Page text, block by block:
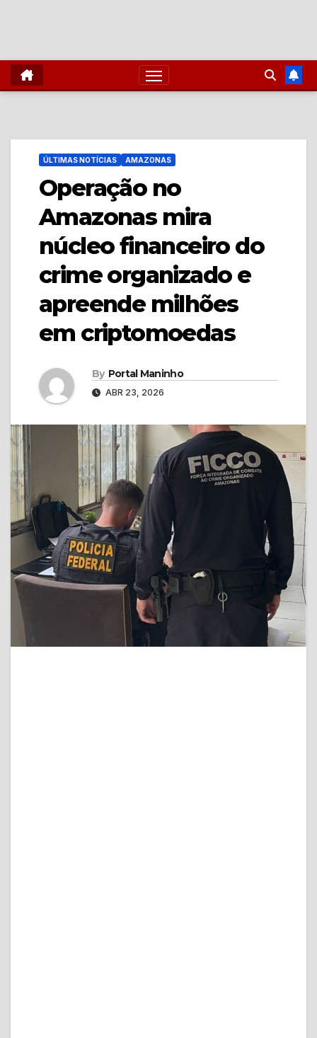
ÚLTIMAS NOTÍCIAS AMAZONAS
Operação no
Amazonas mira
núcleo financeiro do
crime organizado e
apreende milhões
em criptomoedas
By Portal Maninho
ABR 23, 2026